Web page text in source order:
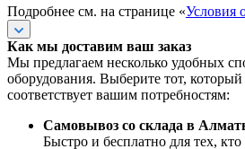
Подробнее см. на странице «Условия
Как мы доставим ваш заказ
Мы предлагаем несколько удобных
оборудования. Выберите тот,
соответствует вашим потребностям:
Самовывоз со склада в
Быстро и бесплатно для тех,